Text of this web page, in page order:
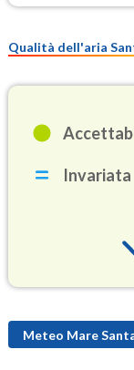
Qualità dell'aria
Invariata
(Ozono)
Meteo Mare